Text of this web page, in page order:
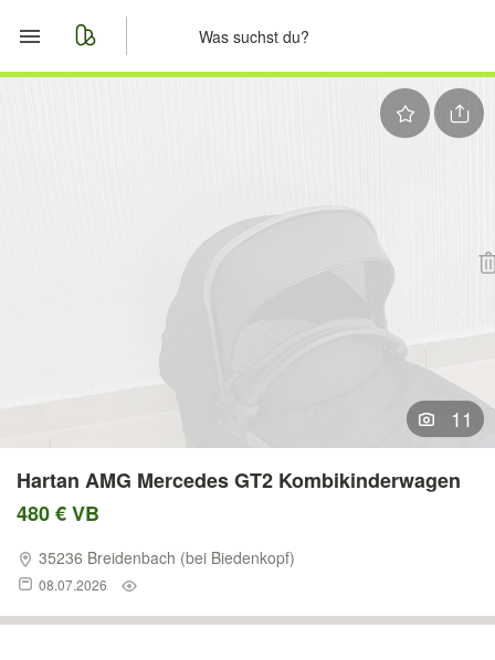
Anzeige aufgeben
11
Hartan AMG Mercedes GT2 Kombikinderwagen
480 € VB
35236 Breidenbach (bei Biedenkopf)
08.07.2026